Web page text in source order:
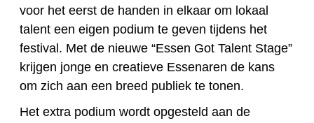
voor het eerst de handen in elkaar om lokaal
talent een eigen podium te geven tijdens het
festival. Met de nieuwe “Essen Got Talent Stage”
krijgen jonge en creatieve Essenaren de kans
om zich aan een breed publiek te tonen.
Het extra podium wordt opgesteld aan de